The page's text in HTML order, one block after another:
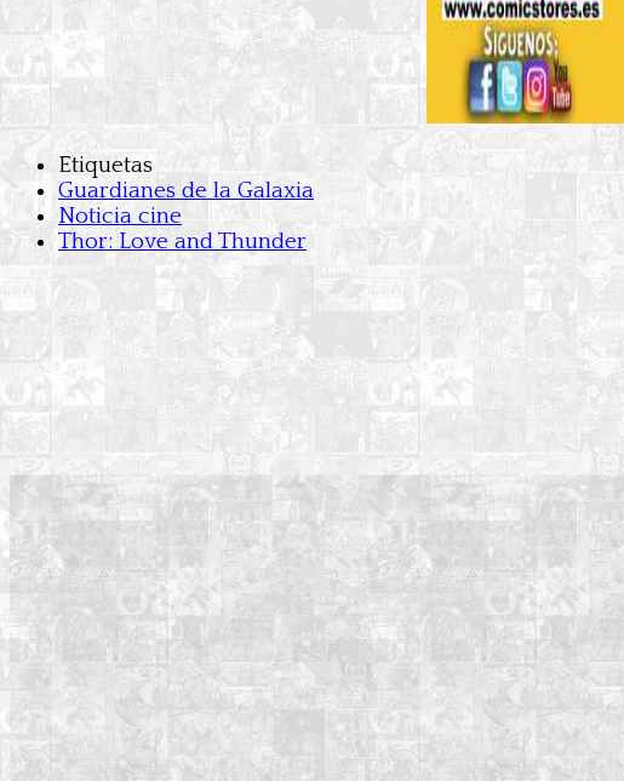
Etiquetas
Guardianes de la Galaxia
Noticia cine
Thor: Love and Thunder